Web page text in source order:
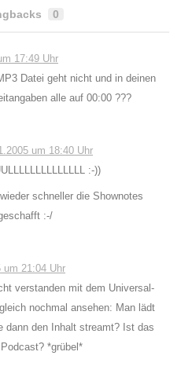
0
17:49 Uhr
Datei geht nicht und in deinen
alle auf 00:00 ???
um 18:40 Uhr
:-))
schneller die Shownotes
:-/
um 21:04 Uhr
verstanden mit dem Universal-
nochmal ansehen: Man lädt
dann den Inhalt streamt? Ist das
*grübel*